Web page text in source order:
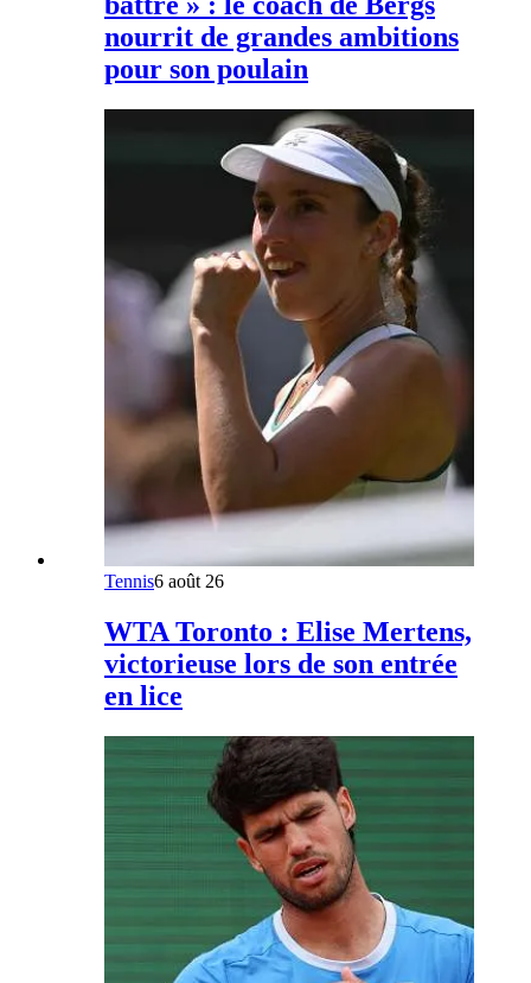
nourrit de grandes ambitions
pour son poulain
Tennis6 août 26
WTA Toronto : Elise Mertens,
victorieuse lors de son entrée
en lice